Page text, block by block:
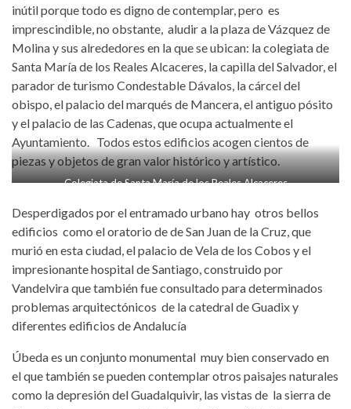
inútil porque todo es digno de contemplar, pero es
imprescindible, no obstante, aludir a la plaza de Vázquez de
Molina y sus alrededores en la que se ubican: la colegiata de
Santa María de los Reales Alcaceres, la capìlla del Salvador, el
parador de turismo Condestable Dávalos, la cárcel del
obispo, el palacio del marqués de Mancera, el antiguo pósito
y el palacio de las Cadenas, que ocupa actualmente el
Ayuntamiento. Todos estos edificios acogen cientos de
piezas y objetos de gran valor histórico y artístico.
Colegiata de Santa María de los Reales Alcaceres
Desperdigados por el entramado urbano hay otros bellos
edificios como el oratorio de de San Juan de la Cruz, que
murió en esta ciudad, el palacio de Vela de los Cobos y el
impresionante hospital de Santiago, construido por
Vandelvira que también fue consultado para determinados
problemas arquitectónicos de la catedral de Guadix y
diferentes edificios de Andalucía
Úbeda es un conjunto monumental muy bien conservado en
el que también se pueden contemplar otros paisajes naturales
como la depresión del Guadalquivir, las vistas de la sierra de